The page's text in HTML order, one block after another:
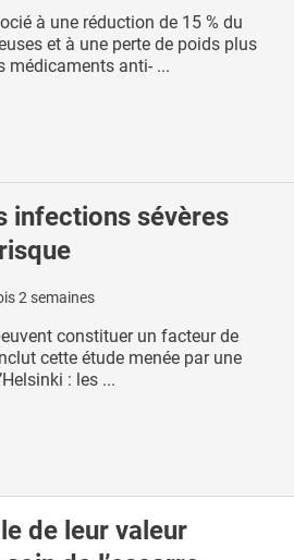
à une réduction de 15 % du
et à une perte de poids plus
médicaments anti- ...
infections sévères
2 semaines
constituer un facteur de
cette étude menée par une
: les ...
de leur valeur